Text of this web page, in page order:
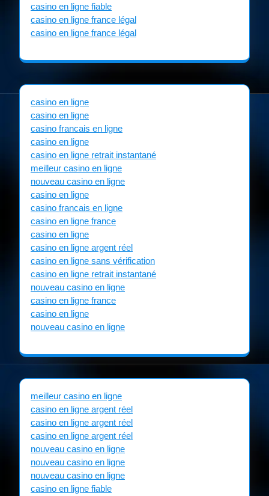
casino en ligne fiable
casino en ligne france légal
casino en ligne france légal
casino en ligne
casino en ligne
casino francais en ligne
casino en ligne
casino en ligne retrait instantané
meilleur casino en ligne
nouveau casino en ligne
casino en ligne
casino francais en ligne
casino en ligne france
casino en ligne
casino en ligne argent réel
casino en ligne sans vérification
casino en ligne retrait instantané
nouveau casino en ligne
casino en ligne france
casino en ligne
nouveau casino en ligne
meilleur casino en ligne
casino en ligne argent réel
casino en ligne argent réel
casino en ligne argent réel
nouveau casino en ligne
nouveau casino en ligne
nouveau casino en ligne
casino en ligne fiable